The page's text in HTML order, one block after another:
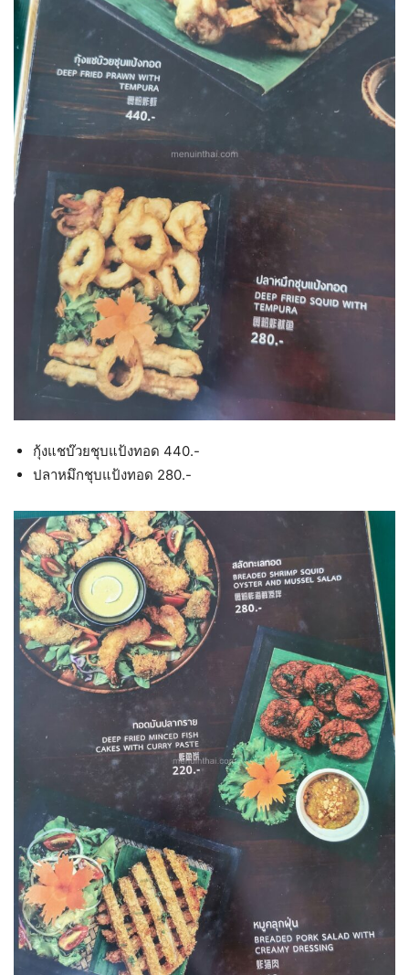
กุ้งแชบ๊วยชุบแป้งทอด 440.-
ปลาหมึกชุบแป้งทอด 280.-